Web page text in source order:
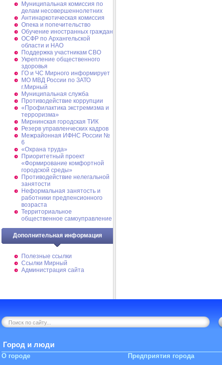
Муниципальная комиссия по
делам несовершеннолетних
Антинаркотическая комиссия
Опека и попечительство
Обучение иностранных граждан
ОСФР по Архангельской
области и НАО
Поддержка участникам СВО
Укрепление общественного
здоровья
ГО и ЧС Мирного информирует
МО МВД России по ЗАТО
г.Мирный
Муниципальная cлужба
Противодействие коррупции
«Профилактика экстремизма и
терроризма»
Мирнинская городская ТИК
Резерв управленческих кадров
Межрайонная ИФНС России №
6
«Охрана труда»
Приоритетный проект
«Формирование комфортной
городской среды»
Противодействие нелегальной
занятости
Неформальная занятость и
работники предпенсионного
возраста
Территориальное
общественное самоуправление
Дополнительная информация
Полезные ссылки
Ссылки Мирный
Администрация сайта
Город и люди
О городе Предприятия города